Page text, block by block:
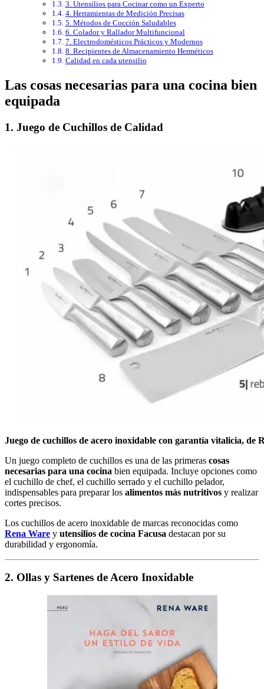
3. Utensilios para Cocinar como un Experto
4. Herramientas de Medición Precisas
5. Métodos de Cocción Saludables
6. Colador y Rallador Multifuncional
7. Electrodomésticos Prácticos y Modernos
8. Recipientes de Almacenamiento Herméticos
Calidad en cada utensilio
Las cosas necesarias para una cocina bien
equipada
1. Juego de Cuchillos de Calidad
Juego de cuchillos de acero inoxidable con garantía vitalicia, de
Un juego completo de cuchillos es una de las primeras cosas
necesarias para una cocina bien equipada. Incluye opciones como
el cuchillo de chef, el cuchillo serrado y el cuchillo pelador,
indispensables para preparar los alimentos más nutritivos y realizar
cortes precisos.
Los cuchillos de acero inoxidable de marcas reconocidas como
Rena Ware y utensilios de cocina Facusa destacan por su
durabilidad y ergonomía.
2. Ollas y Sartenes de Acero Inoxidable